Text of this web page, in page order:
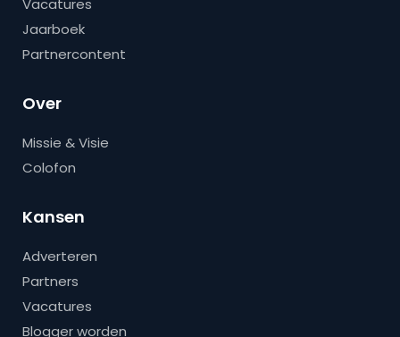
Vacatures
Jaarboek
Partnercontent
Over
Missie & Visie
Colofon
Kansen
Adverteren
Partners
Vacatures
Blogger worden